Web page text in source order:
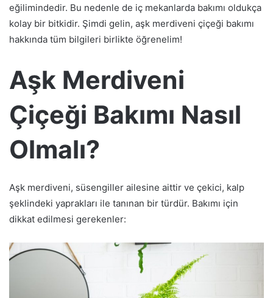
eğilimindedir. Bu nedenle de iç mekanlarda bakımı oldukça
kolay bir bitkidir. Şimdi gelin, aşk merdiveni çiçeği bakımı
hakkında tüm bilgileri birlikte öğrenelim!
Aşk Merdiveni
Çiçeği Bakımı Nasıl
Olmalı?
Aşk merdiveni, süsengiller ailesine aittir ve çekici, kalp
şeklindeki yaprakları ile tanınan bir türdür. Bakımı için
dikkat edilmesi gerekenler: